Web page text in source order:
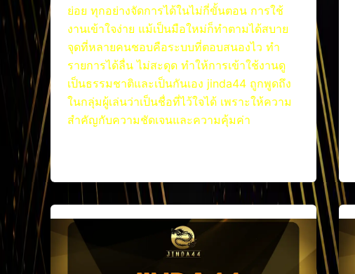
ย่อย ทุกอย่างจัดการได้ในไม่กี่ขั้นตอน การใช้
งานเข้าใจง่าย แม้เป็นมือใหม่ก็ทำตามได้สบาย
จุดที่หลายคนชอบคือระบบที่ตอบสนองไว ทำ
รายการได้ลื่น ไม่สะดุด ทำให้การเข้าใช้งานดู
เป็นธรรมชาติและเป็นกันเอง jinda44 ถูกพูดถึง
ในกลุ่มผู้เล่นว่าเป็นชื่อที่ไว้ใจได้ เพราะให้ความ
สำคัญกับความชัดเจนและความคุ้มค่า